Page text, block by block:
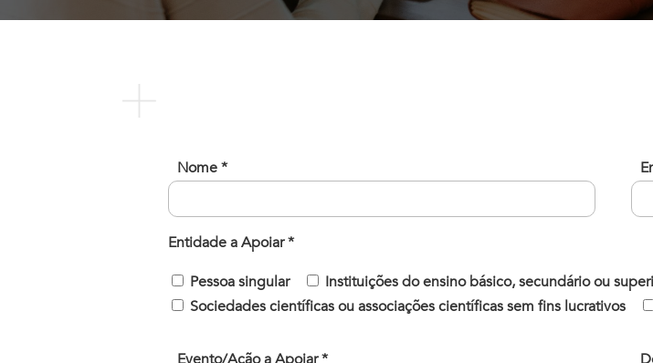
Nome *
Entidade a Apoiar *
Pessoa singular
Instituições do ensino básico, secundário ou
Sociedades científicas ou associações científicas sem fins lucrativos
Evento/Ação a Apoiar *